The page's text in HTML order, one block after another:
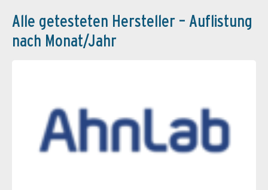
Alle getesteten Hersteller – Auflistung
nach Monat/Jahr